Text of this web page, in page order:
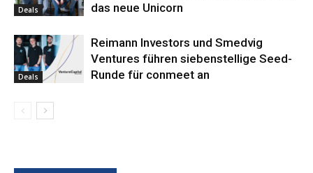
Deals
das neue Unicorn
Deals
Reimann Investors und Smedvig
Ventures führen siebenstellige Seed-
Runde für conmeet an